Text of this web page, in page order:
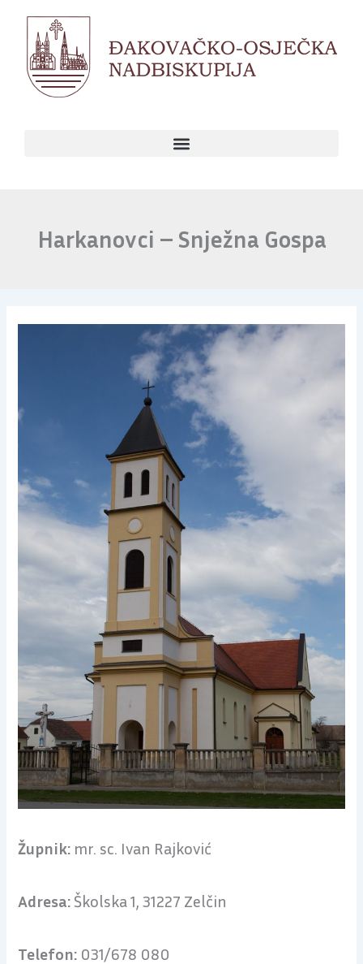
content
Harkanovci – Snježna Gospa
Župnik: mr. sc. Ivan Rajković
Adresa: Školska 1, 31227 Zelčin
Telefon: 031/678 080